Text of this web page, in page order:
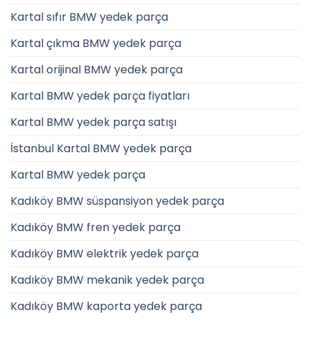
Kartal sıfır BMW yedek parça
Kartal çıkma BMW yedek parça
Kartal orijinal BMW yedek parça
Kartal BMW yedek parça fiyatları
Kartal BMW yedek parça satışı
İstanbul Kartal BMW yedek parça
Kartal BMW yedek parça
Kadıköy BMW süspansiyon yedek parça
Kadıköy BMW fren yedek parça
Kadıköy BMW elektrik yedek parça
Kadıköy BMW mekanik yedek parça
Kadıköy BMW kaporta yedek parça